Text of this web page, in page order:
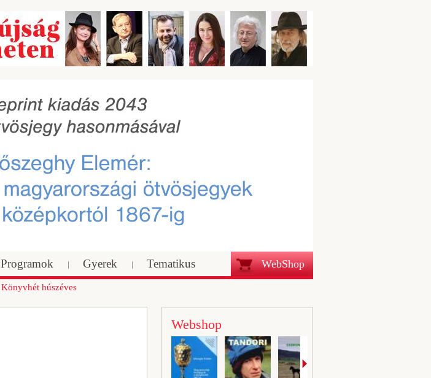
WebShop
Programok Gyerek Tematikus
Könyvhét húszéves
Webshop